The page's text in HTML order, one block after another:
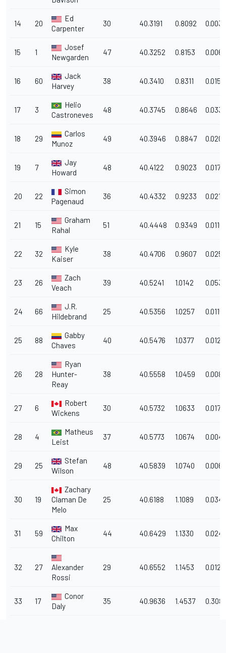
14 20
Ed
Carpenter
30 40.3191 0.8092 0.0039
15 1
Josef
Newgarden
47 40.3252 0.8153 0.0061
16 60
Jack
Harvey
38 40.3410 0.8311 0.0158
17 3
Helio
Castroneves
48 40.3745 0.8646 0.0335
18 29
Carlos
Munoz
49 40.3946 0.8847 0.0201
19 7
Jay
Howard
48 40.4122 0.9023 0.0176
20 22
Simon
Pagenaud
36 40.4332 0.9233 0.0210
21 15
Graham
Rahal
51 40.4448 0.9349 0.0116
22 32
Kyle
Kaiser
38 40.4706 0.9607 0.0258
23 26
Zach
Veach
39 40.5241 1.0142 0.0535
24 66
J.R.
Hildebrand
25 40.5356 1.0257 0.0115
25 88
Gabby
Chaves
40 40.5476 1.0377 0.0120
26 28
Ryan
Hunter-
Reay
38 40.5558 1.0459 0.0082
27 6
Robert
Wickens
30 40.5732 1.0633 0.0174
28 4
Matheus
Leist
37 40.5773 1.0674 0.0041
29 25
Stefan
Wilson
48 40.5839 1.0740 0.0066
30 19
Zachary
Claman De
Melo
25 40.6188 1.1089
31 59
Max
Chilton
44 40.6429 1.1330 0.0241
32 27
Alexander
Rossi
29 40.6552 1.1453 0.0123
33 17
Conor
Daly
35 40.9636 1.4537